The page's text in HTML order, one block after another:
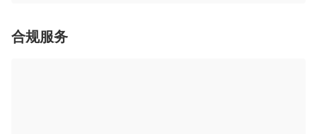
合规服务